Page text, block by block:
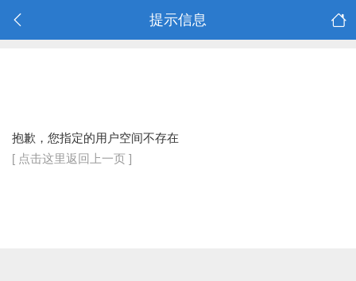
提示信息
抱歉，您指定的用户空间不存在
[ 点击这里返回上一页 ]